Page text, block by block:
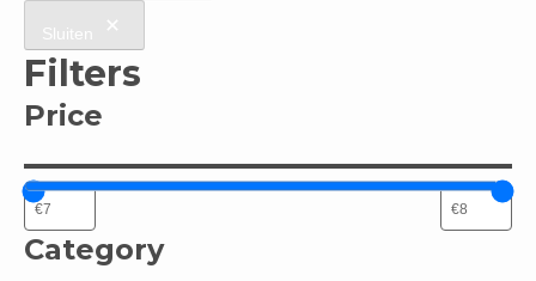
Sluiten
Filters
Price
Category